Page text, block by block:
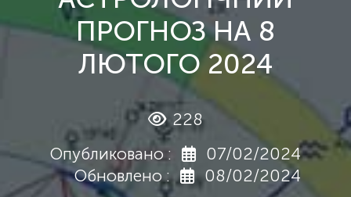
ПРОГНОЗ НА 8
ЛЮТОГО 2024
228
Опубликовано :
07/02/2024
Обновлено :
08/02/2024